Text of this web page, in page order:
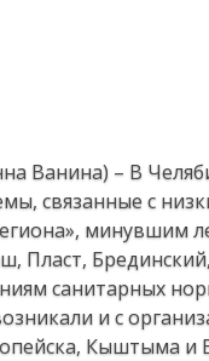
Ванина) – В
связанные с
минувшим
Пласт,
санитарных
и с
Кыштыма